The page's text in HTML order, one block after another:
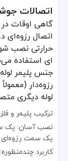
اتصالات
گاهی اوقات
اتصال رزوه‌ای
حرارتی نصب
ای استفاده
جنس پلیمر
رزوه‌دار
لوله دیگری
ترکیب پلیمر و
نصب آسان: یک
یک سمت رزوه‌ای
کاربرد